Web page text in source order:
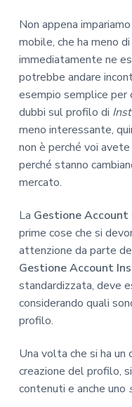
Non appena
mobile, che ha meno
immediatamente ne
potrebbe andare
esempio semplice per
dubbi sul profilo di
meno interessante,
non è perché voi
perché stanno
mercato.
La Gestione
prime cose che si
attenzione da parte
Gestione Account
standardizzata, deve
considerando quali
profilo.
Una volta che si ha
creazione del profilo,
contenuti e anche uno